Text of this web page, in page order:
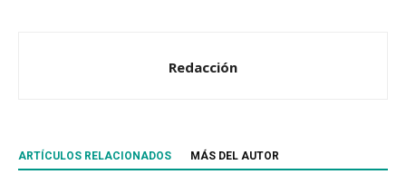
Redacción
ARTÍCULOS RELACIONADOS MÁS DEL AUTOR